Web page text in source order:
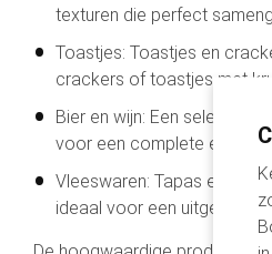
texturen die perfect
Toastjes: Toastjes en
crackers of toastjes met
Bier en wijn: Een selectie
voor een complete en
Vleeswaren: Tapas en
ideaal voor een uitgebreide